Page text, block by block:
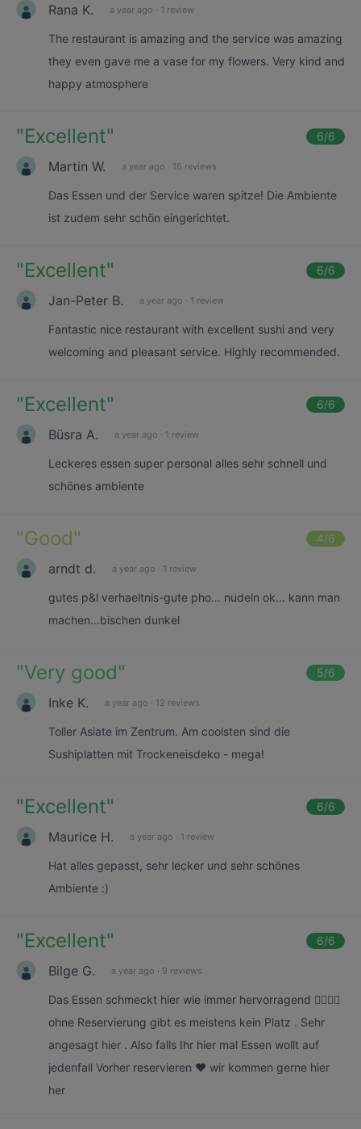
Rana K. a year ago · 1 review
The restaurant is amazing and the service was amazing
they even gave me a vase for my flowers. Very kind and
happy atmosphere
"Excellent" 6/6
Martin W. a year ago · 16 reviews
Das Essen und der Service waren spitze! Die Ambiente
ist zudem sehr schön eingerichtet.
"Excellent" 6/6
Jan-Peter B. a year ago · 1 review
Fantastic nice restaurant with excellent sushi and very
welcoming and pleasant service. Highly recommended.
"Excellent" 6/6
Büsra A. a year ago · 1 review
Leckeres essen super personal alles sehr schnell und
schönes ambiente
"Good" 4/6
arndt d. a year ago · 1 review
gutes p&l verhaeltnis-gute pho… nudeln ok… kann man
machen…bischen dunkel
"Very good" 5/6
Inke K. a year ago · 12 reviews
Toller Asiate im Zentrum. Am coolsten sind die
Sushiplatten mit Trockeneisdeko - mega!
"Excellent" 6/6
Maurice H. a year ago · 1 review
Hat alles gepasst, sehr lecker und sehr schönes
Ambiente :)
"Excellent" 6/6
Bilge G. a year ago · 9 reviews
Das Essen schmeckt hier wie immer hervorragend 👌🏻👌🏻
ohne Reservierung gibt es meistens kein Platz . Sehr
angesagt hier . Also falls Ihr hier mal Essen wollt auf
jedenfall Vorher reservieren ❤️ wir kommen gerne hier
her